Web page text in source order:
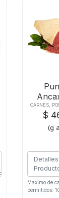
CARNES,
$
(g
Maximo de
permitidos: